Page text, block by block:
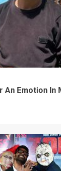
An Emotion In